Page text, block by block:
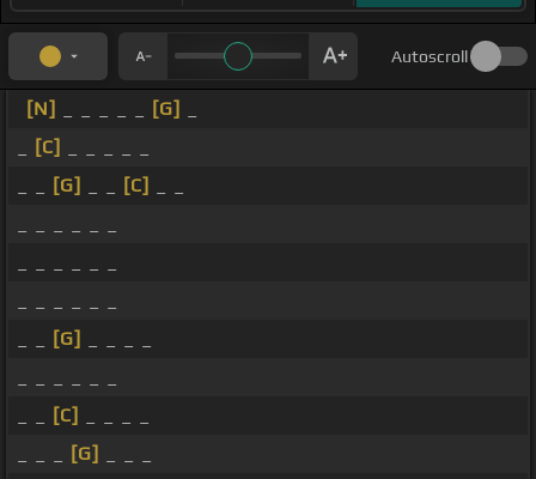
Autoscroll
[N] [G]
[C]
[G] [C]
[G]
[C]
[G]